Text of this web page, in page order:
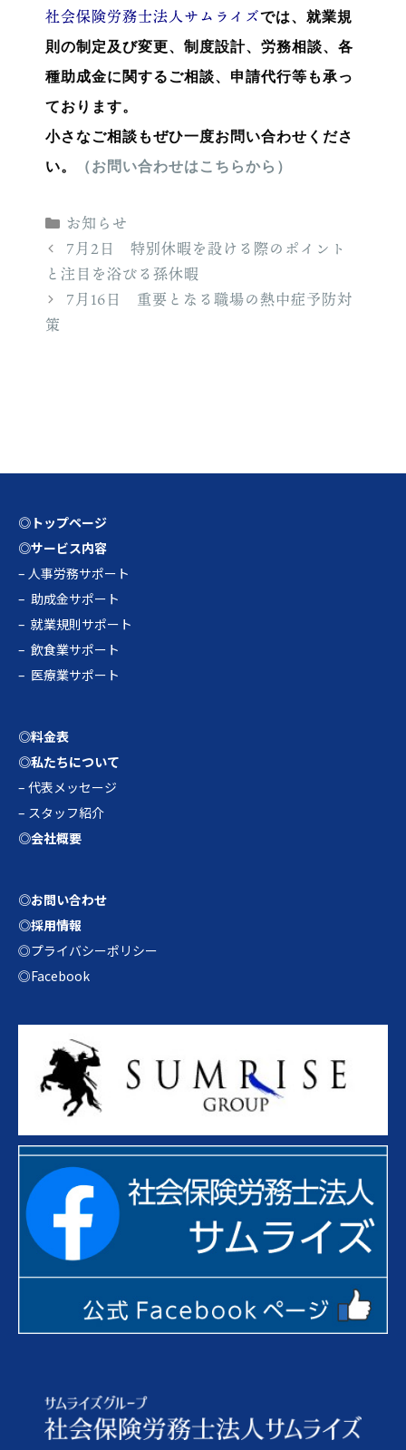
社会保険労務士法人サムライズでは、就業規
則の制定及び変更、制度設計、労務相談、各
種助成金に関するご相談、申請代行等も承っ
ております。
小さなご相談もぜひ一度お問い合わせくださ
い。
（お問い合わせはこちらから）
カ
テ
ゴ
リ
ー
お知らせ
7月2日 特別休暇を設ける際のポイント
と注目を浴びる孫休暇
7月16日 重要となる職場の熱中症予防対
策
◎トップページ
◎サービス内容
– 人事労務サポート
– 助成金サポート
– 就業規則サポート
– 飲食業サポート
– 医療業サポート
◎料金表
◎私たちについて
– 代表メッセージ
– スタッフ紹介
◎会社概要
◎お問い合わせ
◎採用情報
◎プライバシーポリシー
◎Facebook